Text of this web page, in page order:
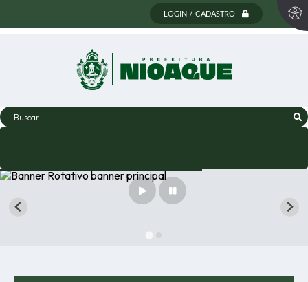
LOGIN / CADASTRO
Buscar...